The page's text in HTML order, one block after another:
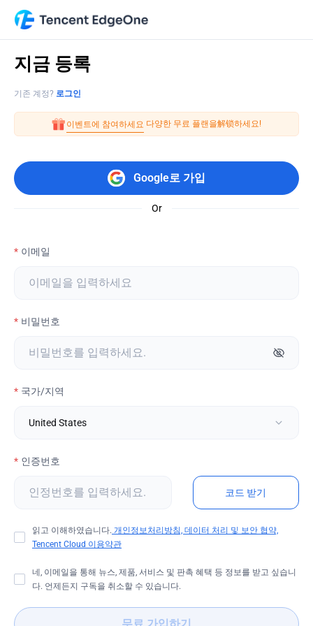
지금 등록
기존 계정? 로그인
이벤트에 참여하세요 다양한 무료 플랜을解锁하세요!
Google로 가입
Or
이메일
비밀번호
국가/지역
인증번호
코드 받기
읽고 이해하였습니다. 개인정보처리방침, 데이터 처리 및 보안 협약,
Tencent Cloud 이용약관
네, 이메일을 통해 뉴스, 제품, 서비스 및 판촉 혜택 등 정보를 받고 싶습니
다. 언제든지 구독을 취소할 수 있습니다.